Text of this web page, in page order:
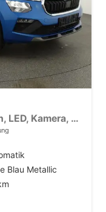
Selection 1.0 TSI DSG Selection, LED, Kamera, ACC, Side, Winter
Blau Metallic